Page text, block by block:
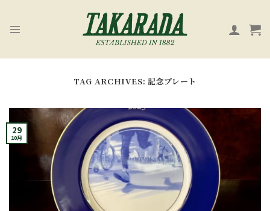
content
TAG ARCHIVES:記念プレート
29
10月